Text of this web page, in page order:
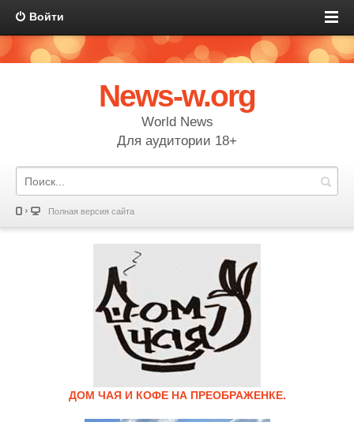
Войти
News-w.org
World News
Для аудитории 18+
Полная версия сайта
ДОМ ЧАЯ И КОФЕ НА ПРЕОБРАЖЕНКЕ.